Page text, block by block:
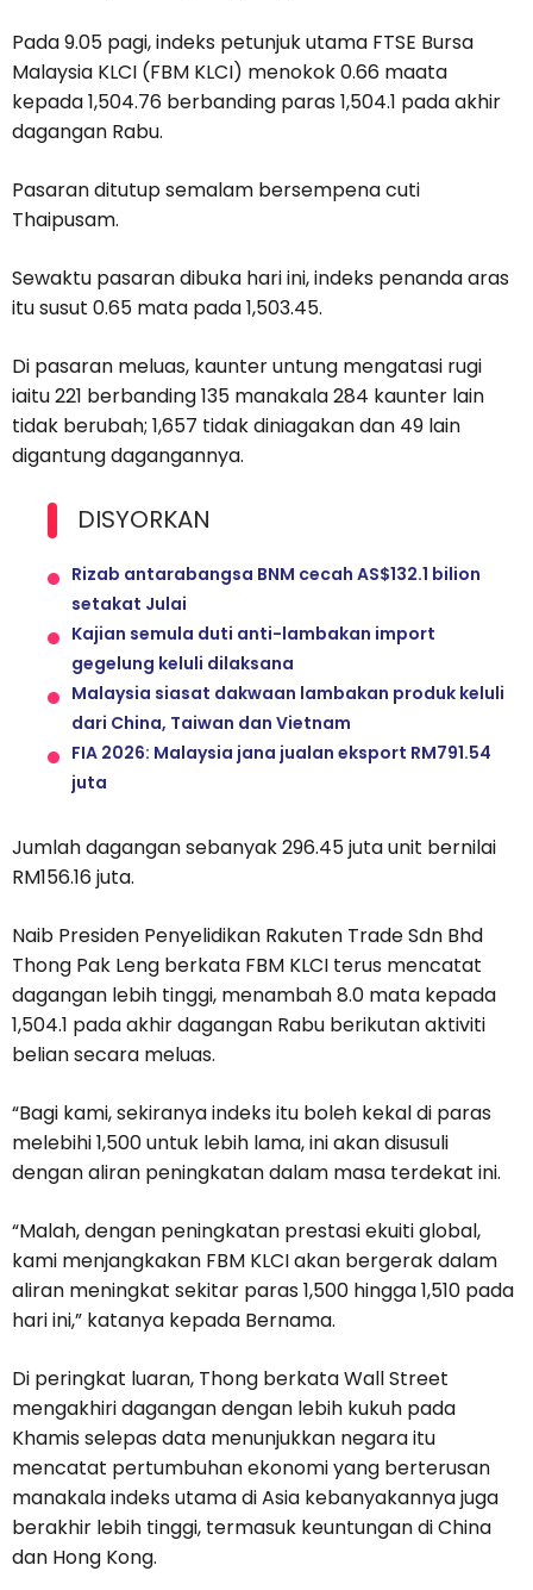
Pada 9.05 pagi, indeks petunjuk utama FTSE Bursa
Malaysia KLCI (FBM KLCI) menokok 0.66 maata
kepada 1,504.76 berbanding paras 1,504.1 pada akhir
dagangan Rabu.
Pasaran ditutup semalam bersempena cuti
Thaipusam.
Sewaktu pasaran dibuka hari ini, indeks penanda aras
itu susut 0.65 mata pada 1,503.45.
Di pasaran meluas, kaunter untung mengatasi rugi
iaitu 221 berbanding 135 manakala 284 kaunter lain
tidak berubah; 1,657 tidak diniagakan dan 49 lain
digantung dagangannya.
DISYORKAN
Rizab antarabangsa BNM cecah AS$132.1 bilion
setakat Julai
Kajian semula duti anti-lambakan import
gegelung keluli dilaksana
Malaysia siasat dakwaan lambakan produk keluli
dari China, Taiwan dan Vietnam
FIA 2026: Malaysia jana jualan eksport RM791.54
juta
Jumlah dagangan sebanyak 296.45 juta unit bernilai
RM156.16 juta.
Naib Presiden Penyelidikan Rakuten Trade Sdn Bhd
Thong Pak Leng berkata FBM KLCI terus mencatat
dagangan lebih tinggi, menambah 8.0 mata kepada
1,504.1 pada akhir dagangan Rabu berikutan aktiviti
belian secara meluas.
“Bagi kami, sekiranya indeks itu boleh kekal di paras
melebihi 1,500 untuk lebih lama, ini akan disusuli
dengan aliran peningkatan dalam masa terdekat ini.
“Malah, dengan peningkatan prestasi ekuiti global,
kami menjangkakan FBM KLCI akan bergerak dalam
aliran meningkat sekitar paras 1,500 hingga 1,510 pada
hari ini,” katanya kepada Bernama.
Di peringkat luaran, Thong berkata Wall Street
mengakhiri dagangan dengan lebih kukuh pada
Khamis selepas data menunjukkan negara itu
mencatat pertumbuhan ekonomi yang berterusan
manakala indeks utama di Asia kebanyakannya juga
berakhir lebih tinggi, termasuk keuntungan di China
dan Hong Kong.